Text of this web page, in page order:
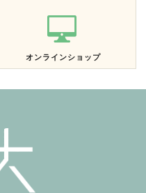
オンラインショップ